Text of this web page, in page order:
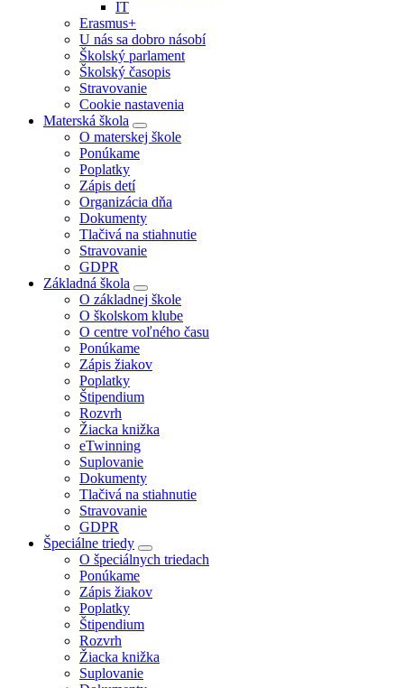
IT
Erasmus+
U nás sa dobro násobí
Školský parlament
Školský časopis
Stravovanie
Cookie nastavenia
Materská škola
O materskej škole
Ponúkame
Poplatky
Zápis detí
Organizácia dňa
Dokumenty
Tlačivá na stiahnutie
Stravovanie
GDPR
Základná škola
O základnej škole
O školskom klube
O centre voľného času
Ponúkame
Zápis žiakov
Poplatky
Štipendium
Rozvrh
Žiacka knižka
eTwinning
Suplovanie
Dokumenty
Tlačivá na stiahnutie
Stravovanie
GDPR
Špeciálne triedy
O špeciálnych triedach
Ponúkame
Zápis žiakov
Poplatky
Štipendium
Rozvrh
Žiacka knižka
Suplovanie